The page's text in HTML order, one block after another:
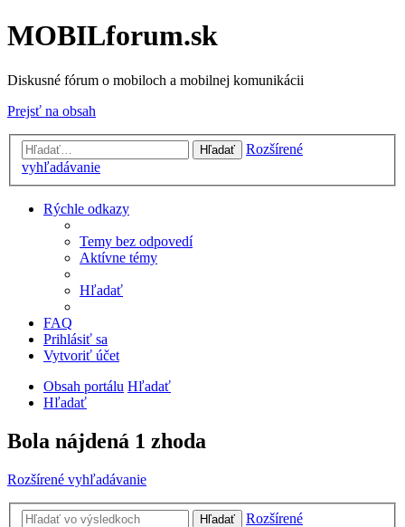
MOBILforum.sk
Diskusné fórum o mobiloch a mobilnej komunikácii
Prejsť na obsah
Hľadať
Rozšírené
vyhľadávanie
Rýchle odkazy
Temy bez odpovedí
Aktívne témy
Hľadať
FAQ
Prihlásiť sa
Vytvoriť účet
Obsah portálu Hľadať
Hľadať
Bola nájdená 1 zhoda
Rozšírené vyhľadávanie
Hľadať
Rozšírené